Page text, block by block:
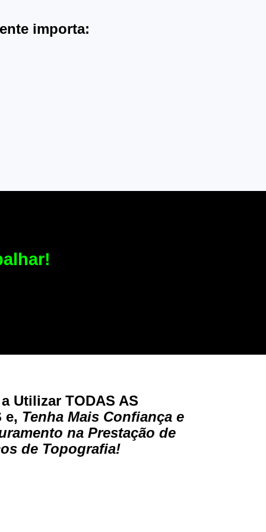
importa:
Utilizar TODAS AS
e, Tenha Mais Confiança e
na Prestação de
de Topografia!